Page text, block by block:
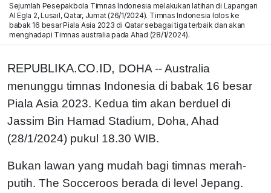
Sejumlah Pesepakbola Timnas Indonesia melakukan latihan di Lapangan
Al Egla 2, Lusail, Qatar, Jumat (26/1/2024). Timnas Indonesia lolos ke
babak 16 besar Piala Asia 2023 di Qatar sebagai tiga terbaik dan akan
menghadapi Timnas australia pada Ahad (28/1/2024).
REPUBLIKA.CO.ID, DOHA -- Australia
menunggu timnas Indonesia di babak 16 besar
Piala Asia 2023. Kedua tim akan berduel di
Jassim Bin Hamad Stadium, Doha, Ahad
(28/1/2024) pukul 18.30 WIB.
Bukan lawan yang mudah bagi timnas merah-
putih. The Socceroos berada di level Jepang.